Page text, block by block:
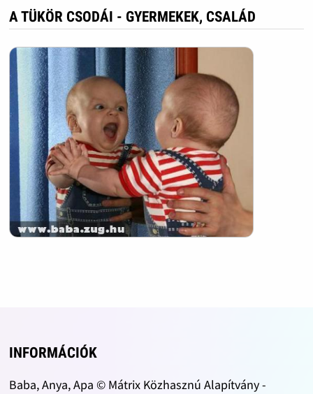
A TÜKÖR CSODÁI - GYERMEKEK, CSALÁD
INFORMÁCIÓK
Baba, Anya, Apa © Mátrix Közhasznú Alapítvány -